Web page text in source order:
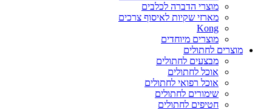
מוצרי הדברה לכלבים
מארזי שקיות לאיסוף צרכים
Kong
מוצרים מיוחדים
מוצרים לחתולים
מבצעים לחתולים
אוכל לחתולים
אוכל רפואי לחתולים
שימורים לחתולים
חטיפים לחתולים